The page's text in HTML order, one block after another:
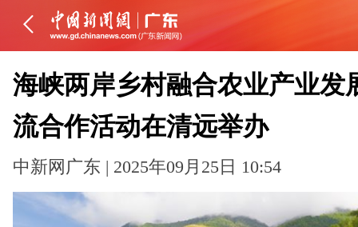
海峡两岸乡村融合农业产业发
流合作活动在清远举办
中新网广东 | 2025年09月25日 10:54